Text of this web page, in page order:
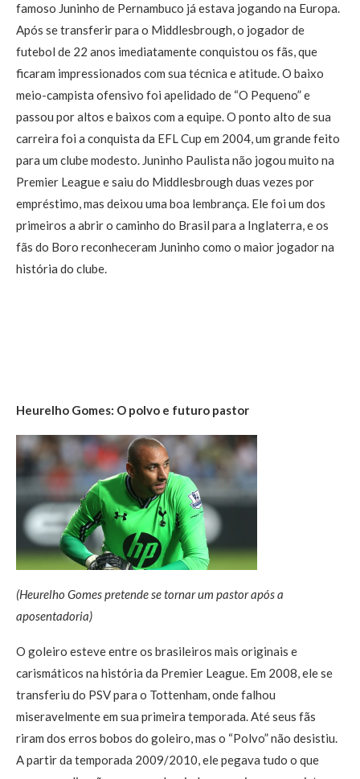
famoso Juninho de Pernambuco já estava jogando na Europa.
Após se transferir para o Middlesbrough, o jogador de
futebol de 22 anos imediatamente conquistou os fãs, que
ficaram impressionados com sua técnica e atitude. O baixo
meio-campista ofensivo foi apelidado de “O Pequeno” e
passou por altos e baixos com a equipe. O ponto alto de sua
carreira foi a conquista da EFL Cup em 2004, um grande feito
para um clube modesto. Juninho Paulista não jogou muito na
Premier League e saiu do Middlesbrough duas vezes por
empréstimo, mas deixou uma boa lembrança. Ele foi um dos
primeiros a abrir o caminho do Brasil para a Inglaterra, e os
fãs do Boro reconheceram Juninho como o maior jogador na
história do clube.
Heurelho Gomes: O polvo e futuro pastor
(Heurelho Gomes pretende se tornar um pastor após a
aposentadoria)
O goleiro esteve entre os brasileiros mais originais e
carismáticos na história da Premier League. Em 2008, ele se
transferiu do PSV para o Tottenham, onde falhou
miseravelmente em sua primeira temporada. Até seus fãs
riram dos erros bobos do goleiro, mas o “Polvo” não desistiu.
A partir da temporada 2009/2010, ele pegava tudo o que